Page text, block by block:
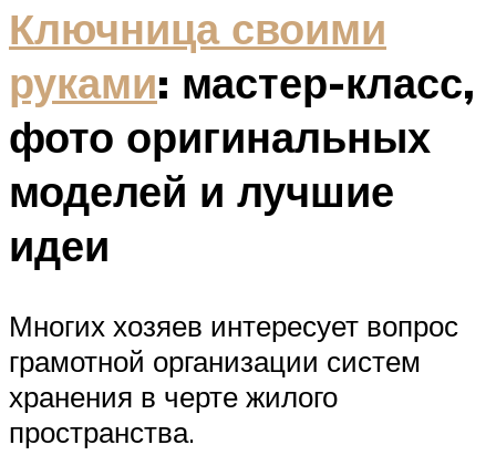
Ключница своими
руками: мастер-класс,
фото оригинальных
моделей и лучшие
идеи
Многих хозяев интересует вопрос
грамотной организации систем
хранения в черте жилого
пространства.